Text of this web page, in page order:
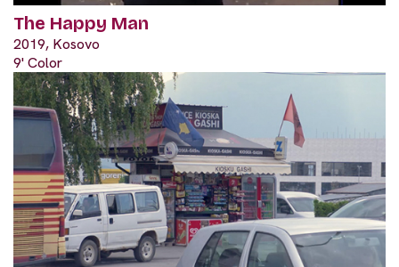
The Happy Man
2019, Kosovo
9' Color